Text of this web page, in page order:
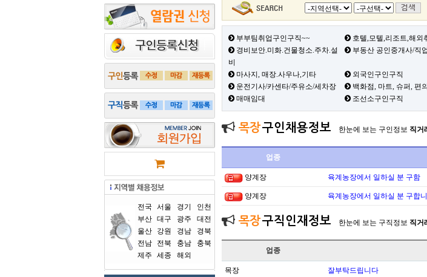
전국 서울 경기
인천
부산 대구 광주
대전
울산
강원 경남
경북
전남
전북 충남
충북
제주
세종 해외
부부팀취업구인구직~~ 호텔,모텔,리조트,해외
경비보안.미화.건물청소.주차.설
비
부동산 공인중개사/직
마사지, 매장.사우나,기타
외국인구인구직
운전기사/카센타/주유소/세차장
백화점, 마트, 슈퍼, 편
매매임대
조선소구인구직
목장구인채용정보 한눈에 보는 구인정보 직거
업종
양계장 육계농장에서 일하실 분 구함
양계장 육계농장에서 일하실 분 구합
목장구직인재정보 한눈에 보는 구직정보 직거
업종
목장 잘부탁드립니다